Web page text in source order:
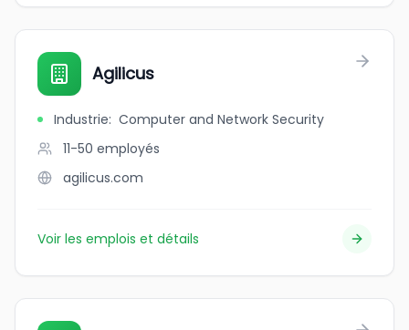
Agilicus
Industrie: Computer and Network Security
11-50 employés
agilicus.com
Voir les emplois et détails